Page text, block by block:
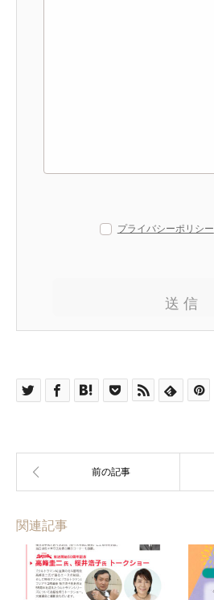
プライバシーポリシー
関連記事